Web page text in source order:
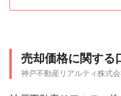
売却価格に関する
神戸不動産リアルティ株式